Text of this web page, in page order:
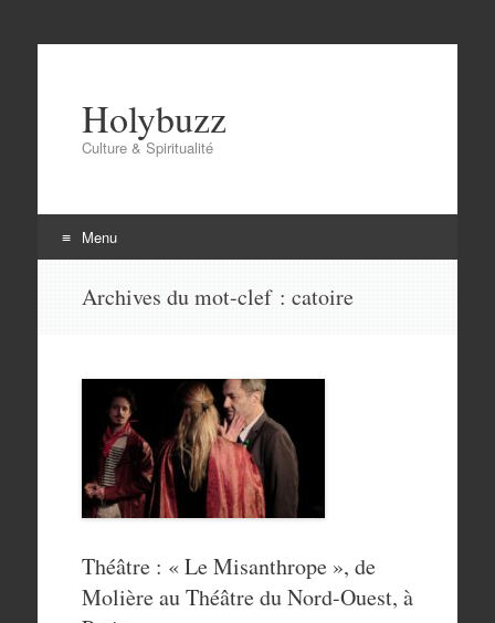
Holybuzz
Culture & Spiritualité
Menu
Archives du mot-clef : catoire
Théâtre : « Le Misanthrope », de
Molière au Théâtre du Nord-Ouest, à